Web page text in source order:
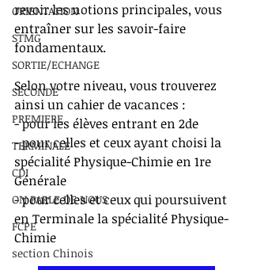
ORIENTATION
STMG
SORTIE/ECHANGE
SECONDE
PREMIERE
TERMINALE
CDI
ON PARLE DE NOUS
FCPE
section Chinois
revoir les notions principales, vous
entraîner sur les savoir-faire
fondamentaux.
Selon votre niveau, vous trouverez
ainsi un cahier de vacances :
- pour les élèves entrant en 2de
- pour celles et ceux ayant choisi la
spécialité Physique-Chimie en 1re
Générale
- pour celles et ceux qui poursuivent
en Terminale la spécialité Physique-
Chimie